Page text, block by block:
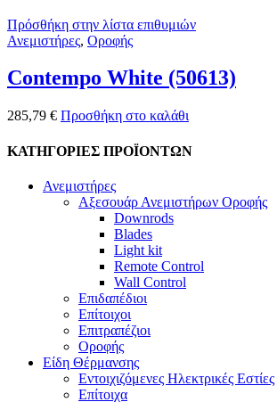
Πρόσθήκη στην λίστα επιθυμιών
Ανεμιστήρες, Οροφής
Contempo White (50613)
285,79 € Προσθήκη στο καλάθι
ΚΑΤΗΓΟΡΙΕΣ ΠΡΟΪΟΝΤΩΝ
Ανεμιστήρες
Αξεσουάρ Ανεμιστήρων Οροφής
Downrods
Blades
Light kit
Remote Control
Wall Control
Επιδαπέδιοι
Επίτοιχοι
Επιτραπέζιοι
Οροφής
Είδη Θέρμανσης
Εντοιχιζόμενες Ηλεκτρικές Εστίες
Επίτοιχα